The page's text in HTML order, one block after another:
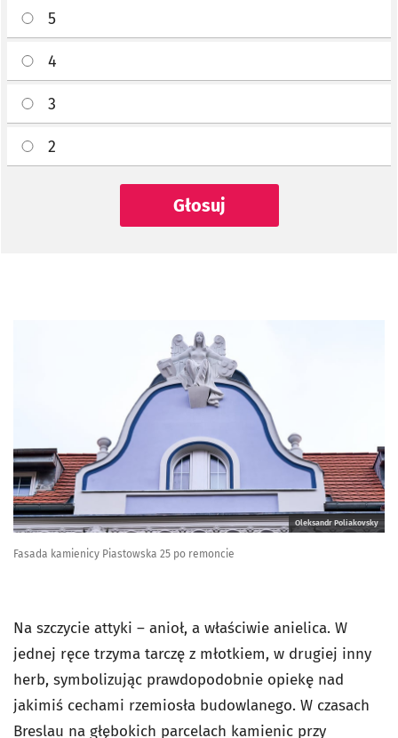
5
4
3
2
Głosuj
Oleksandr Poliakovsky
Fasada kamienicy Piastowska 25 po remoncie
Na szczycie attyki – anioł, a właściwie anielica. W
jednej ręce trzyma tarczę z młotkiem, w drugiej inny
herb, symbolizując prawdopodobnie opiekę nad
jakimiś cechami rzemiosła budowlanego. W czasach
Breslau na głębokich parcelach kamienic przy